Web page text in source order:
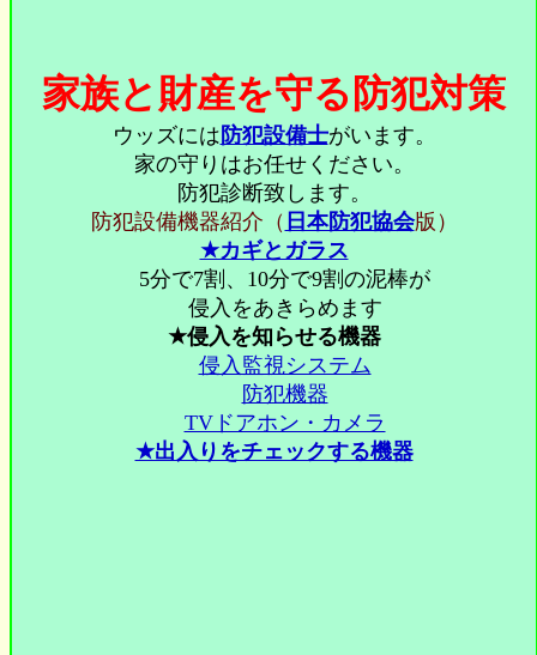
家族と財産を守る防犯対策
ウッズには 防犯設備士がいます。
家の守りはお任せください。
防犯診断致します。
防犯設備機器紹介（ 日本防犯協会版）
★カギとガラス
5分で7割、10分で9割の泥棒が
侵入をあきらめます
★侵入を知らせる機器
侵入監視システム
防犯機器
TVドアホン・カメラ
★出入りをチェックする機器